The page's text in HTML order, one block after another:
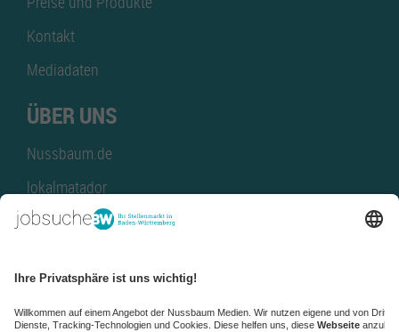
Kontakt
Mediadaten
ÜBER UNS
Nussbaum.de
lokalmatador
kaufinBW
NussbaumID
Nussbaum Medien